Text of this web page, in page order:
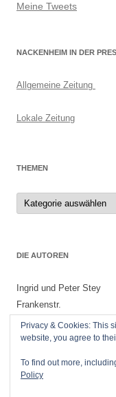
Meine Tweets
NACKENHEIM IN DER
Allgemeine Zeitung
Lokale Zeitung
THEMEN
Themen
DIE AUTOREN
Ingrid und Peter Stey
Frankenstr.
55299 Nackenheim
Privacy & Cookies: This
website, you agree to
To find out more,
Policy